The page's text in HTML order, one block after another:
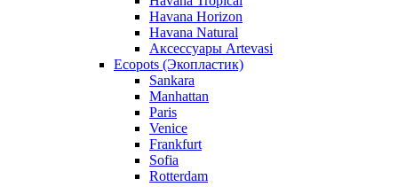
Havana Horizon
Havana Natural
Аксессуары Artevasi
Ecopots (Экопластик)
Sankara
Manhattan
Paris
Venice
Frankfurt
Sofia
Rotterdam